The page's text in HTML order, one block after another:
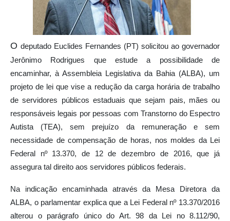
O deputado Euclides Fernandes (PT) solicitou ao governador
Jerônimo Rodrigues que estude a possibilidade de
encaminhar, à Assembleia Legislativa da Bahia (ALBA), um
projeto de lei que vise a redução da carga horária de trabalho
de servidores públicos estaduais que sejam pais, mães ou
responsáveis legais por pessoas com Transtorno do Espectro
Autista (TEA), sem prejuízo da remuneração e sem
necessidade de compensação de horas, nos moldes da Lei
Federal nº 13.370, de 12 de dezembro de 2016, que já
assegura tal direito aos servidores públicos federais.
Na indicação encaminhada através da Mesa Diretora da
ALBA, o parlamentar explica que a Lei Federal nº 13.370/2016
alterou o parágrafo único do Art. 98 da Lei no 8.112/90,